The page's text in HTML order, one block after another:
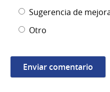
Sugerencia de
Otro